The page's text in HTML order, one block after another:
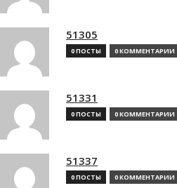
51305
0 ПОСТЫ 0 КОММЕНТАРИИ
51331
0 ПОСТЫ 0 КОММЕНТАРИИ
51337
0 ПОСТЫ 0 КОММЕНТАРИИ